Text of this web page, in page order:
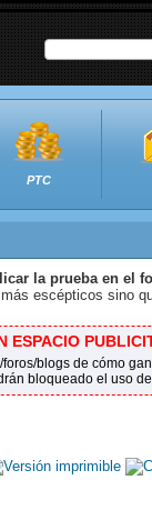
PTC
la prueba en el
escépticos sino
ESPACIO
blogs de cómo
bloqueado el uso